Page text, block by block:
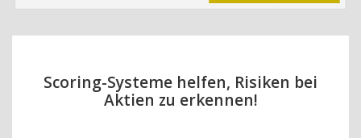
Scoring-Systeme helfen, Risiken bei
Aktien zu erkennen!